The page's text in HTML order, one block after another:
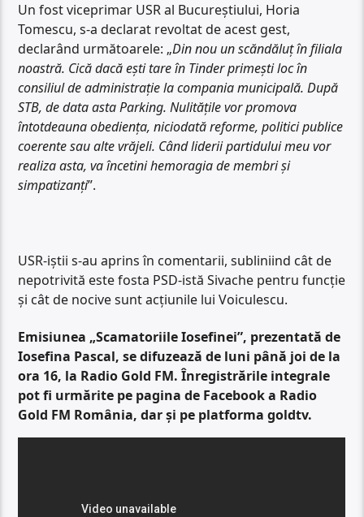
Un fost viceprimar USR al Bucureștiului, Horia
Tomescu, s-a declarat revoltat de acest gest,
declarând următoarele: „Din nou un scăndăluț în filiala
noastră. Cică dacă ești tare în Tinder primești loc în
consiliul de administrație la compania municipală. După
STB, de data asta Parking. Nulitățile vor promova
întotdeauna obediența, niciodată reforme, politici publice
coerente sau alte vrăjeli. Când liderii partidului meu vor
realiza asta, va încetini hemoragia de membri și
simpatizanți”.
USR-iștii s-au aprins în comentarii, subliniind cât de
nepotrivită este fosta PSD-istă Sivache pentru funcție
și cât de nocive sunt acțiunile lui Voiculescu.
Emisiunea „Scamatoriile Iosefinei”, prezentată de
Iosefina Pascal, se difuzează de luni până joi de la
ora 16, la Radio Gold FM. Înregistrările integrale
pot fi urmărite pe pagina de Facebook a Radio
Gold FM România, dar și pe platforma goldtv.